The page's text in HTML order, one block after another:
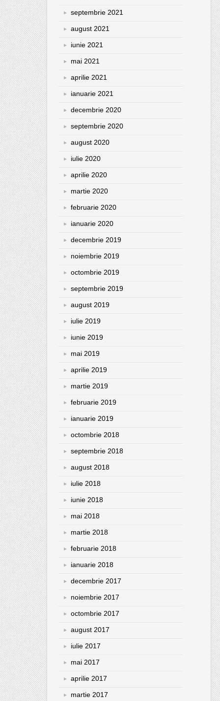
septembrie 2021
august 2021
iunie 2021
mai 2021
aprilie 2021
ianuarie 2021
decembrie 2020
septembrie 2020
august 2020
iulie 2020
aprilie 2020
martie 2020
februarie 2020
ianuarie 2020
decembrie 2019
noiembrie 2019
octombrie 2019
septembrie 2019
august 2019
iulie 2019
iunie 2019
mai 2019
aprilie 2019
martie 2019
februarie 2019
ianuarie 2019
octombrie 2018
septembrie 2018
august 2018
iulie 2018
iunie 2018
mai 2018
martie 2018
februarie 2018
ianuarie 2018
decembrie 2017
noiembrie 2017
octombrie 2017
august 2017
iulie 2017
mai 2017
aprilie 2017
martie 2017